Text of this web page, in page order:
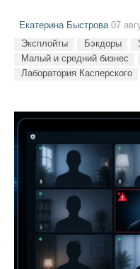
Екатерина Быстрова 07
Эксплойты Бэкдоры
Малый и средний бизнес
Лаборатория Касперского